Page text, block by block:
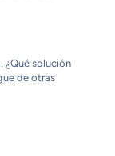
¿Qué solución
de otras